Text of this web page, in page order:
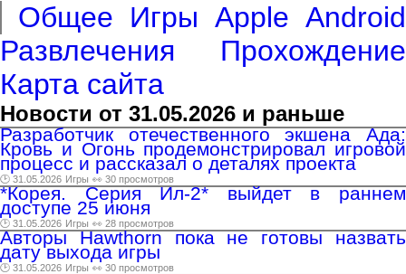
Общее Игры Apple Android
Развлечения
Прохождение
Карта сайта
Новости от 31.05.2026 и раньше
Разработчик отечественного экшена Ада:
Кровь и Огонь продемонстрировал игровой
процесс и рассказал о деталях проекта
🕑 31.05.2026 Игры 👀 30 просмотров
*Корея. Серия Ил-2* выйдет в раннем
доступе 25 июня
🕑 31.05.2026 Игры 👀 28 просмотров
Авторы Hawthorn пока не готовы назвать
дату выхода игры
🕑 31.05.2026 Игры 👀 30 просмотров